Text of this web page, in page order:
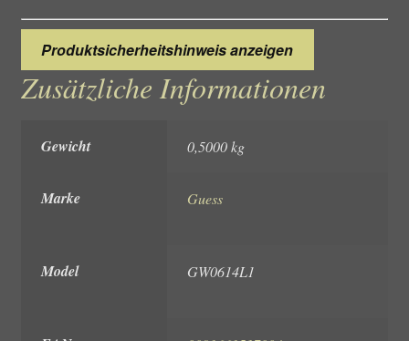
Produktsicherheitshinweis anzeigen
Zusätzliche Informationen
Gewicht 0,5000 kg
Marke Guess
Model GW0614L1